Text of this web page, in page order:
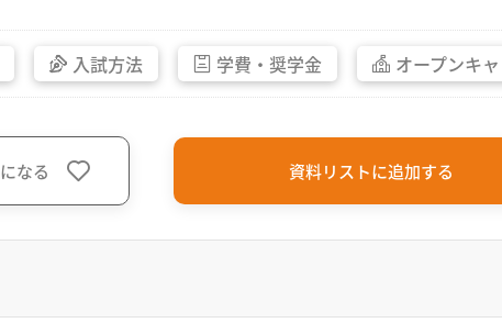
入試方法 学費・ 奨学金 オープンキ
なる 資料リストに追加する